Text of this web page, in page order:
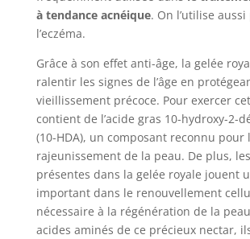
à tendance acnéique. On l’utilise
l’eczéma.
Grâce à son effet anti-âge, la gelée
ralentir les signes de l’âge en
vieillissement précoce. Pour exercer
contient de l’acide gras 10-hydroxy-2-
(10-HDA), un composant reconnu pour
rajeunissement de la peau. De plus,
présentes dans la gelée royale jouent
important dans le renouvellement
nécessaire à la régénération de la
acides aminés de ce précieux nectar,